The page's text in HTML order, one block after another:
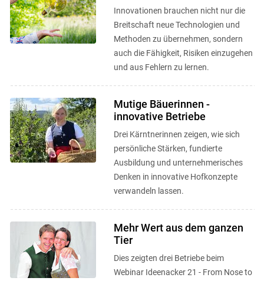
Innovationen brauchen nicht nur die
Breitschaft neue Technologien und
Methoden zu übernehmen, sondern
auch die Fähigkeit, Risiken einzugehen
und aus Fehlern zu lernen.
Mutige Bäuerinnen -
innovative Betriebe
Drei Kärntnerinnen zeigen, wie sich
persönliche Stärken, fundierte
Ausbildung und unternehmerisches
Denken in innovative Hofkonzepte
verwandeln lassen.
Mehr Wert aus dem ganzen
Tier
Dies zeigten drei Betriebe beim
Webinar Ideenacker 21 - From Nose to